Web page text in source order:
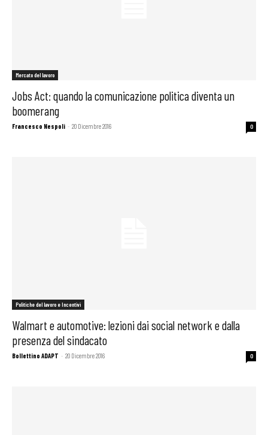
Mercato del lavoro
Jobs Act: quando la comunicazione politica diventa un
boomerang
Francesco Nespoli - 20 Dicembre 2016 0
Politiche del lavoro e Incentivi
Walmart e automotive: lezioni dai social network e dalla
presenza del sindacato
Bollettino ADAPT - 20 Dicembre 2016 0